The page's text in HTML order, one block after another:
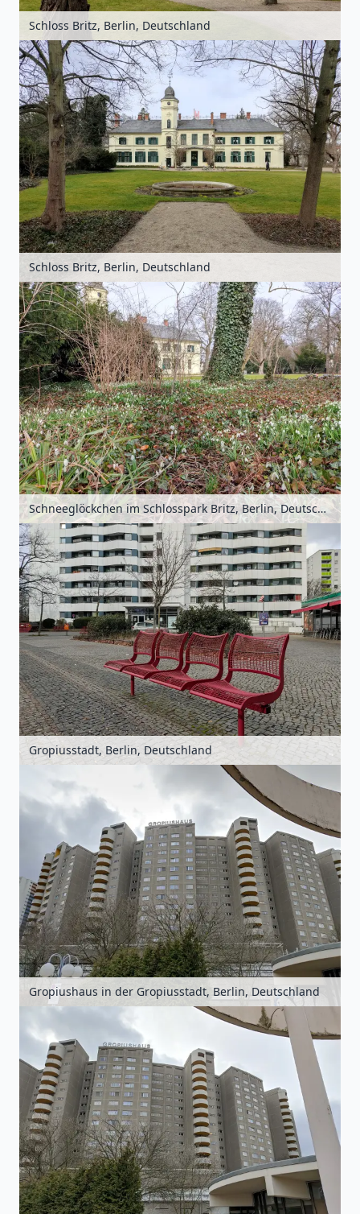
Schloss Britz, Berlin, Deutschland
Schloss Britz, Berlin, Deutschland
Schneeglöckchen im Schlosspark Britz, Berlin, Deutschland
Gropiusstadt, Berlin, Deutschland
Gropiushaus in der Gropiusstadt, Berlin, Deutschland